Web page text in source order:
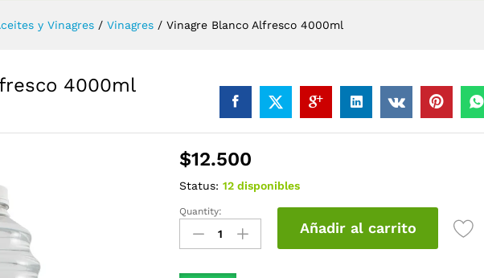
y Vinagres / Vinagres / Vinagre Blanco Alfresco 4000ml
4000ml
$12.500
Status: 12 disponibles
Vinagre
Blanco
Alfresco
Quantity:
Añadir al carrito